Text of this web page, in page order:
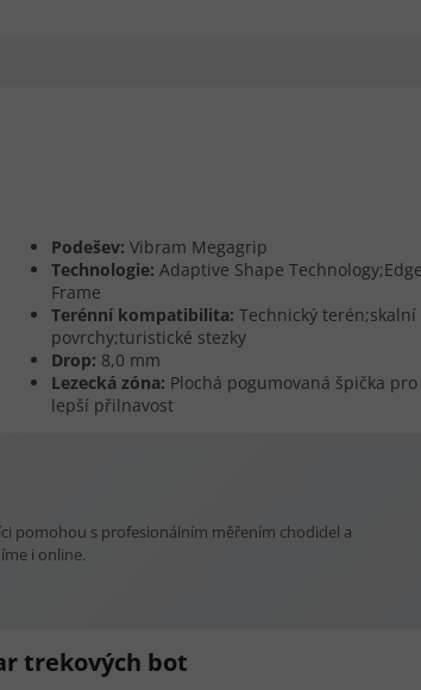
Podešev: Vibram Megagrip
Technologie: Adaptive Shape Technology;Edge
Frame
Terénní kompatibilita: Technický terén;skalní
povrchy;turistické stezky
Drop: 8,0 mm
Lezecká zóna: Plochá pogumovaná špička pro
lepší přilnavost
pomohou s profesionálním měřením chodidel a
i online.
trekových bot